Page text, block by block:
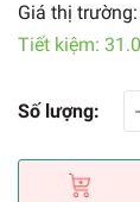
Giá thị trường:
Tiết kiệm:
Số lượng: